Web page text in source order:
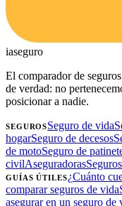
iaseguro
El comparador de
de verdad: no
posicionar a nadie.
SEGUROSSeguro de vida
hogarSeguro de decesos
de motoSeguro de
civilAseguradoras
GUÍAS ÚTILES¿Cuánto
comparar seguros de vida
asegurar en un seguro de